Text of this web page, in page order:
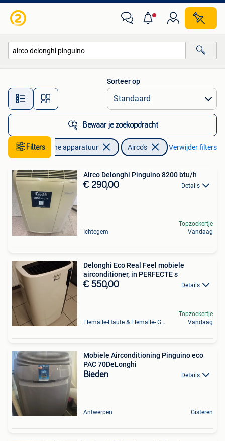
Alle afstanden…
Sorteer op
Bewaar je zoekopdracht
Filters
Elektronische apparatuur Airco's Verwijder filters
Airco Delonghi Pinguino 8200 btu/h
€ 290,00 Details
Ichtegem
Topzoekertje
Vandaag
Delonghi Eco Real Feel mobiele
airconditioner, in PERFECTE s
€ 550,00 Details
Flemalle-Haute & Flemalle- Grande & Partie Awirs
Topzoekertje
Vandaag
Mobiele Airconditioning Pinguino eco
PAC 70DeLonghi
Bieden Details
Antwerpen Gisteren